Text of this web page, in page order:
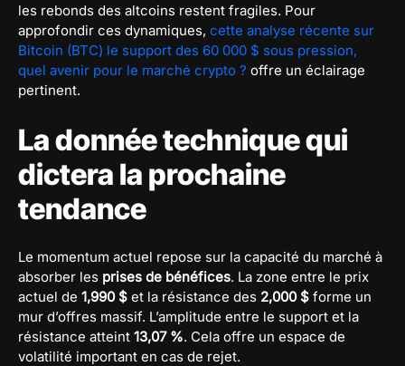
les rebonds des altcoins restent fragiles. Pour
approfondir ces dynamiques, cette analyse récente sur
Bitcoin (BTC) le support des 60 000 $ sous pression,
quel avenir pour le marché crypto ? offre un éclairage
pertinent.
La donnée technique qui
dictera la prochaine
tendance
Le momentum actuel repose sur la capacité du marché à
absorber les prises de bénéfices. La zone entre le prix
actuel de 1,990 $ et la résistance des 2,000 $ forme un
mur d’offres massif. L’amplitude entre le support et la
résistance atteint 13,07 %. Cela offre un espace de
volatilité important en cas de rejet.